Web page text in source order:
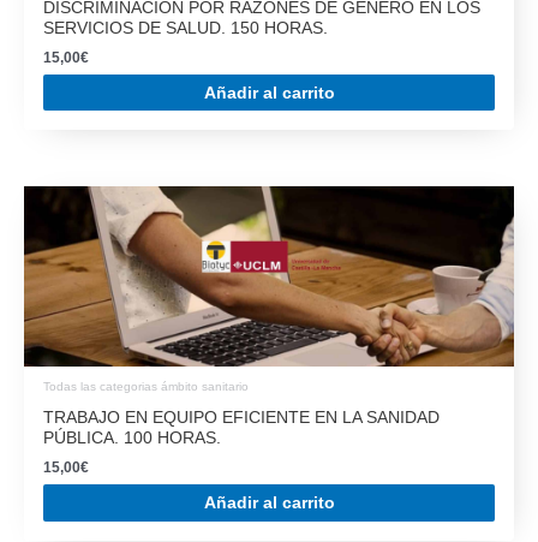
Todas las categorias ámbito sanitario
TRABAJO EN EQUIPO EFICIENTE EN LA SANIDAD
PÚBLICA. 100 HORAS.
15,00
Añadir al carrito